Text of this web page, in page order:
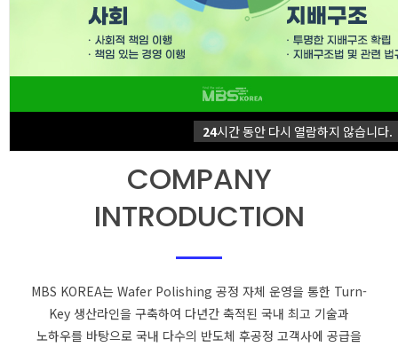
24시간 동안 다시 열람하지 않습니다.
COMPANY
INTRODUCTION
MBS KOREA는 Wafer Polishing 공정 자체 운영을 통한 Turn-
Key 생산라인을 구축하여 다년간 축적된 국내 최고 기술과
노하우를 바탕으로 국내 다수의 반도체 후공정 고객사에 공급을